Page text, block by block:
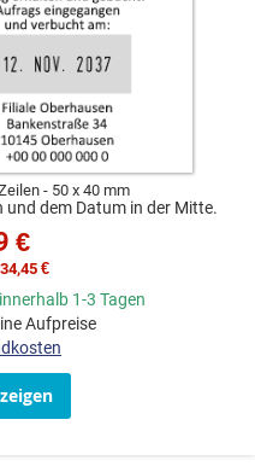
50 x 40 mm
und dem Datum in der Mitte.
€
34,45 €
1-3 Tagen
Aufpreise